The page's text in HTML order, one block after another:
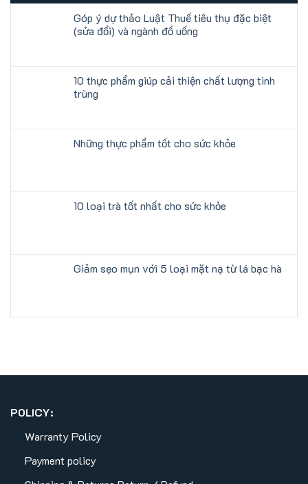
Góp ý dự thảo Luật Thuế tiêu thụ đặc biệt
(sửa đổi) và ngành đồ uống
10 thực phẩm giúp cải thiện chất lượng tinh
trùng
Những thực phẩm tốt cho sức khỏe
10 loại trà tốt nhất cho sức khỏe
Giảm sẹo mụn với 5 loại mặt nạ từ lá bạc hà
POLICY:
Warranty Policy
Payment policy